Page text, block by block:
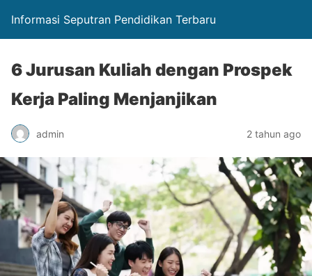
Informasi Seputran Pendidikan Terbaru
6 Jurusan Kuliah dengan Prospek
Kerja Paling Menjanjikan
admin 2 tahun ago